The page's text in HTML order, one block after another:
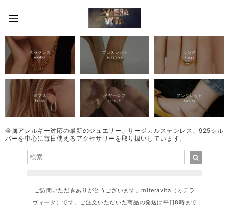
金属アレルギー対応の最新のジュエリー、サージカルステンレス、925シル
バーを中心に毎日使えるアクセサリーを取り扱いしています。
ご訪問いただきありがとうございます。miteravita（ミテラ
ヴィータ）です。ご注文いただいた商品の発送は平日8時まで